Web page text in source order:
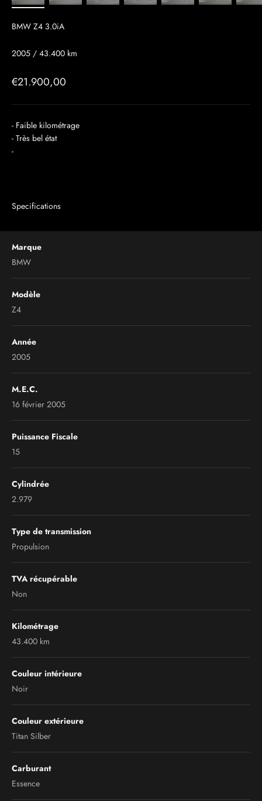
BMW Z4 3.0iA
2005 / 43.400 km
Prix de vente
€21.900,00
- Faible kilométrage
- Très bel état
-
Specifications
Marque
BMW
Modèle
Z4
Année
2005
M.E.C.
16 février 2005
Puissance Fiscale
15
Cylindrée
2.979
Type de transmission
Propulsion
TVA récupérable
Non
Kilométrage
43.400 km
Couleur intérieure
Noir
Couleur extérieure
Titan Silber
Carburant
Essence